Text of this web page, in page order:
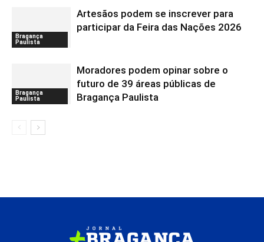
Bragança
Paulista
Artesãos podem se inscrever para
participar da Feira das Nações 2026
Bragança
Paulista
Moradores podem opinar sobre o
futuro de 39 áreas públicas de
Bragança Paulista